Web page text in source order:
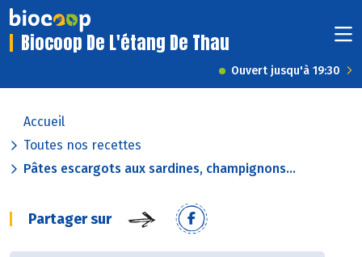
Biocoop De L'étang De Thau
Ouvert jusqu'à 19:30
Accueil
Toutes nos recettes
Pâtes escargots aux sardines, champignons...
Partager sur